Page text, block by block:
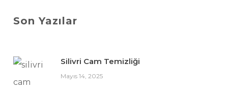
Son Yazılar
Silivri Cam Temizliği
Mayıs 14, 2025